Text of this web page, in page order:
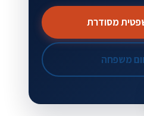
מסודרת
משפחה